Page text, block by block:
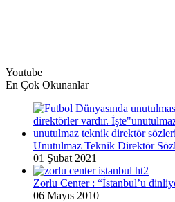
Youtube
En Çok Okunanlar
Unutulmaz Teknik Direktör
01 Şubat 2021
Zorlu Center : “İstanbul’u
06 Mayıs 2010